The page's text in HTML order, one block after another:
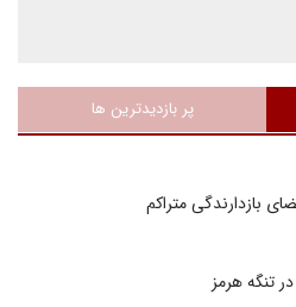
پر بازدیدترین ها
بازدارندگی متراکم
تنگه هرمز